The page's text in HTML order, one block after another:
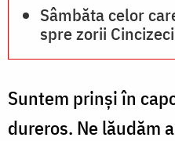
Sâmbăta celor
spre zorii
Suntem prinși în
dureros. Ne lăudăm